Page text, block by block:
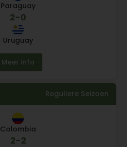
Paraguay
2-0
Uruguay
Meer info
Reguliere Seizoen
Colombia
2-2